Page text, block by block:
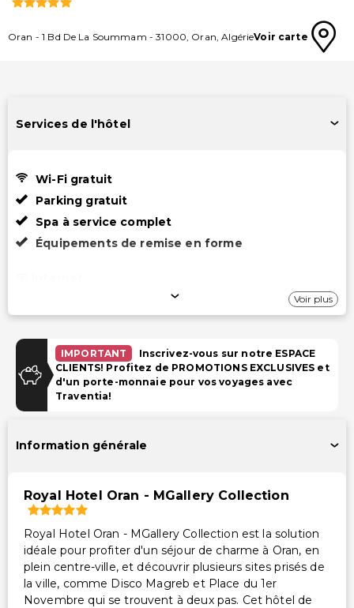
Oran -1 Bd De La Soummam -31000, Oran,AlgérieVoir carte
Services de l'hôtel
Wi-Fi gratuit
Parking gratuit
Spa à service complet
Équipements de remise en forme
Stationnement
Parking gratuit
Spa à service complet
Équipements de remise en forme
Transport
Navette aéroport gratuite
Voir plus
IMPORTANT
Inscrivez-vous sur notre ESPACE
CLIENTS! Profitez de PROMOTIONS EXCLUSIVES et
d'un porte-monnaie pour vos voyages avec
Traventia!
Information générale
Royal Hotel Oran - MGallery Collection
Royal Hotel Oran - MGallery Collection est la solution
idéale pour profiter d'un séjour de charme à Oran, en
plein centre-ville, et découvrir plusieurs sites prisés de
la ville, comme Disco Magreb et Place du 1er
Novembre qui se trouvent à deux pas. Cet hôtel de